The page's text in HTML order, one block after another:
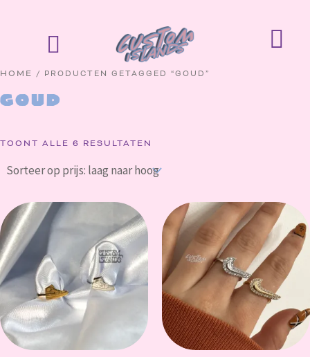
HOME / PRODUCTEN GETAGGED “GOUD”
goud
TOONT ALLE 6 RESULTATEN
LAAG
NAAR
HOOG